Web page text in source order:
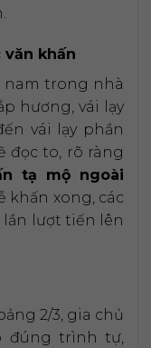
văn khấn
nam trong nhà
hương, vái lạy
vái lạy phần
đọc to, rõ ràng
tạ mộ ngoài
khấn xong, các
lượt tiến lên
2/3, gia chủ
đúng trình tự,